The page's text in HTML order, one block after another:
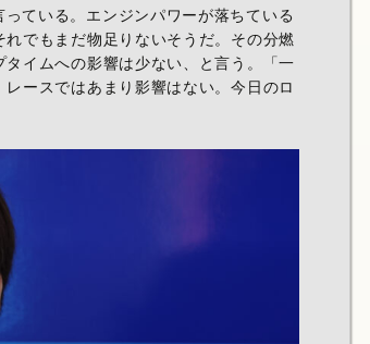
ている。エンジンパワーが落ちている
でもまだ物足りないそうだ。その分燃
イムへの影響は少ない、と言う。「一
ースではあまり影響はない。今日のロ